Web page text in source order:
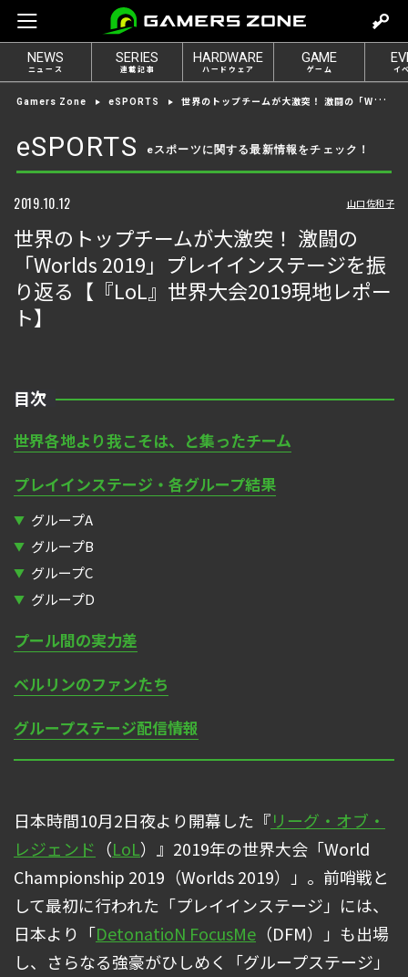
e
t
l
o
g
n
NEWS
ニュース
SERIES
連載記事
HARDWARE
ハードウェア
GAME
ゲーム イ
Gamers Zone eSPORTS 世界のトップチームが大激突！ 激闘の「Worlds 2019」プレイインステージを振り返る【『LoL』世界大会2019現地レポート】
eSPORTS eスポーツに関する最新情報をチェック！
2019.10.12 山口佐和子
世界のトップチームが大激突！ 激闘の
「Worlds 2019」プレイインステージを振
り返る【『LoL』世界大会2019現地レポー
ト】
目次
世界各地より我こそは、と集ったチーム
プレイインステージ・各グループ結果
グループA
グループB
グループC
グループD
プール間の実力差
ベルリンのファンたち
グループステージ配信情報
日本時間10月2日夜より開幕した『リーグ・オブ・
レジェンド （LoL）』2019年の世界大会「World
Championship 2019（Worlds 2019）」。前哨戦と
して最初に行われた「プレイインステージ」には、
日本より「DetonatioN FocusMe （DFM）」も出場
し、さらなる強豪がひしめく「グループステージ」